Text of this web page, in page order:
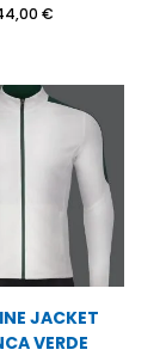
€
JACKET
VERDE